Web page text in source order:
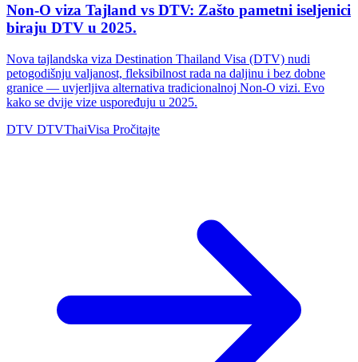
Non-O viza Tajland vs DTV: Zašto pametni iseljenici
biraju DTV u 2025.
Nova tajlandska viza Destination Thailand Visa (DTV) nudi
petogodišnju valjanost, fleksibilnost rada na daljinu i bez dobne
granice — uvjerljiva alternativa tradicionalnoj Non-O vizi. Evo
kako se dvije vize uspoređuju u 2025.
DTV DTVThaiVisa Pročitajte